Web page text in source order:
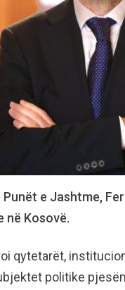
e Jashtme,
në Kosovë.
qytetarët,
politike